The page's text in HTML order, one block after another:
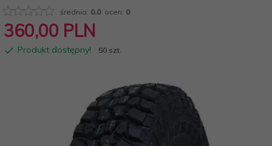
średnia: 0.0ocen: 0
360,00 PLN
Produkt dostępny! 50 szt.